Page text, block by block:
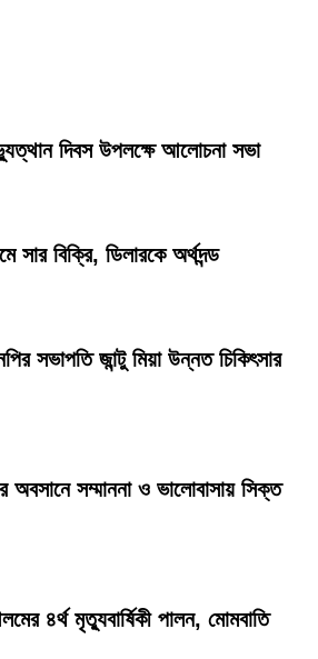
দিবস উপলক্ষে আলোচনা সভা
সার বিক্রি, ডিলারকে অর্থদন্ড
সভাপতি জান্টু মিয়া উন্নত চিকিৎসার
অবসানে সম্মাননা ও ভালোবাসায় সিক্ত
৪র্থ মৃত্যুবার্ষিকী পালন, মোমবাতি